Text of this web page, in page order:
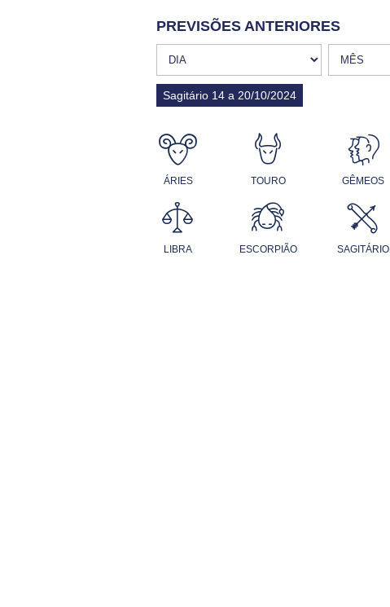
PREVISÕES ANTERIORES
Sagitário 14 a 20/10/2024
ÁRIES TOURO GÊMEOS
LIBRA ESCORPIÃO SAGITÁRIO